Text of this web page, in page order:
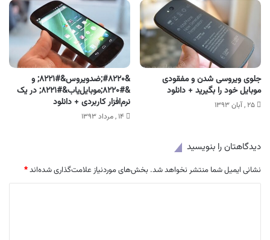
جلوی ویروسی شدن و مفقودی
موبایل خود را بگیرید + دانلود
۲۵ , آبان ۱۳۹۳
&#۸۲۲۰;ضدویروس&#۸۲۲۱; و
&#۸۲۲۰;موبایل‌یاب&#۸۲۲۱; در یک
نرم‌افزار کاربردی + دانلود
۱۴ , مرداد ۱۳۹۳
دیدگاهتان را بنویسید
نشانی ایمیل شما منتشر نخواهد شد. بخش‌های موردنیاز علامت‌گذاری شده‌اند*